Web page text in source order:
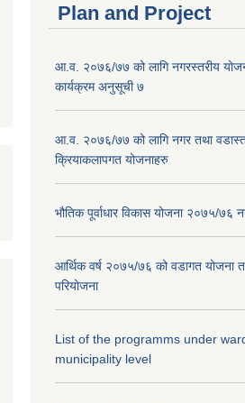
Plan and Project
आ.व. २०७६/७७ को लागि नगरस्तरीय
कार्यक्रम अनुसूची ७
आ.व. २०७६/७७ को लागि नगर तथा
क्रियाकलापगत योजनाहरु
भौतिक पूर्वाधार विकास योजना २०७५/७६
आर्थिक वर्ष २०७५/७६ को वडागत योजना
परियोजना
List of the programms under
municipality level